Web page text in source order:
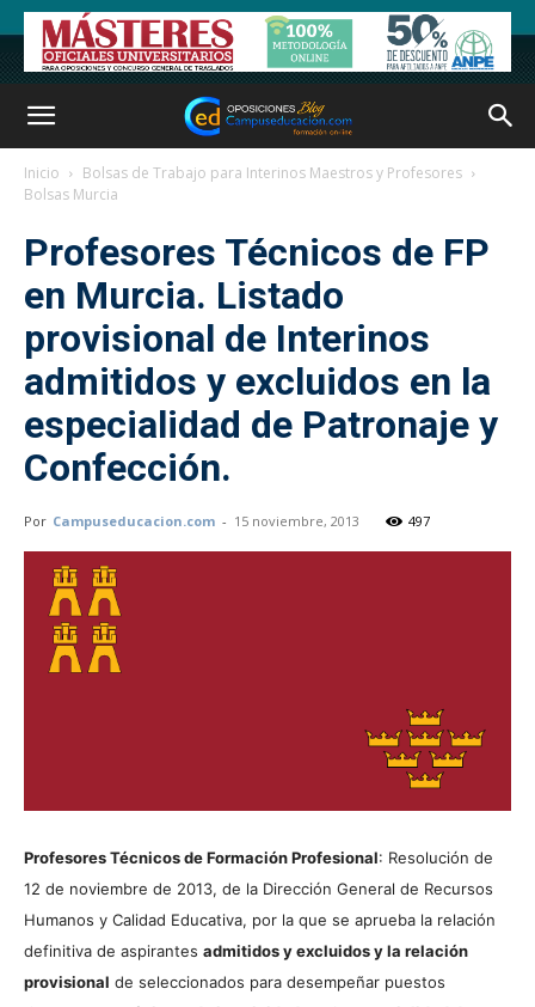
Inicio
Bolsas de Trabajo para Interinos Maestros y Profesores
Bolsas Murcia
Profesores Técnicos de FP
en Murcia. Listado
provisional de Interinos
admitidos y excluidos en la
especialidad de Patronaje y
Confección.
Por Campuseducacion.com - 15 noviembre, 2013 497
Profesores Técnicos de Formación Profesional: Resolución de
12 de noviembre de 2013, de la Dirección General de Recursos
Humanos y Calidad Educativa, por la que se aprueba la relación
definitiva de aspirantes admitidos y excluidos y la relación
provisional de seleccionados para desempeñar puestos